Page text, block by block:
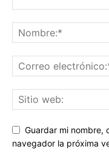
Guardar mi nombre,
navegador la próxima